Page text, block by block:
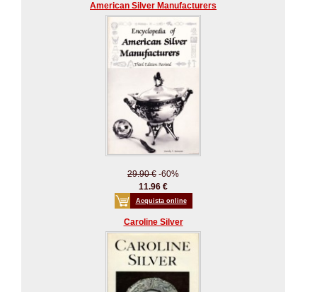
American Silver Manufacturers
29.90 € -60%
11.96 €
Acquista online
Caroline Silver